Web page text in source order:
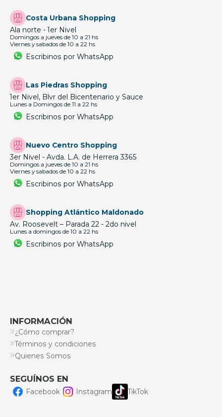
Costa Urbana Shopping
Ala norte - 1er Nivel
Domingos a jueves de 10 a 21 hs
Viernes y sabados de 10 a 22 hs
Escribinos por WhatsApp
Las Piedras Shopping
1er Nivel, Blvr del Bicentenario y Sauce
Lunes a Domingos de 11 a 22 hs
Escribinos por WhatsApp
Nuevo Centro Shopping
3er Nivel - Avda. L.A. de Herrera 3365
Domingos a jueves de 10 a 21 hs
Viernes y sabados de 10 a 22 hs
Escribinos por WhatsApp
Shopping Atlántico Maldonado
Av. Roosevelt – Parada 22 - 2do nivel
Lunes a domingos de 10 a 22 hs
Escribinos por WhatsApp
INFORMACIÓN
¿Cómo comprar?
Términos y condiciones
Quienes Somos
SEGUÍNOS EN
Facebook Instagram TikTok